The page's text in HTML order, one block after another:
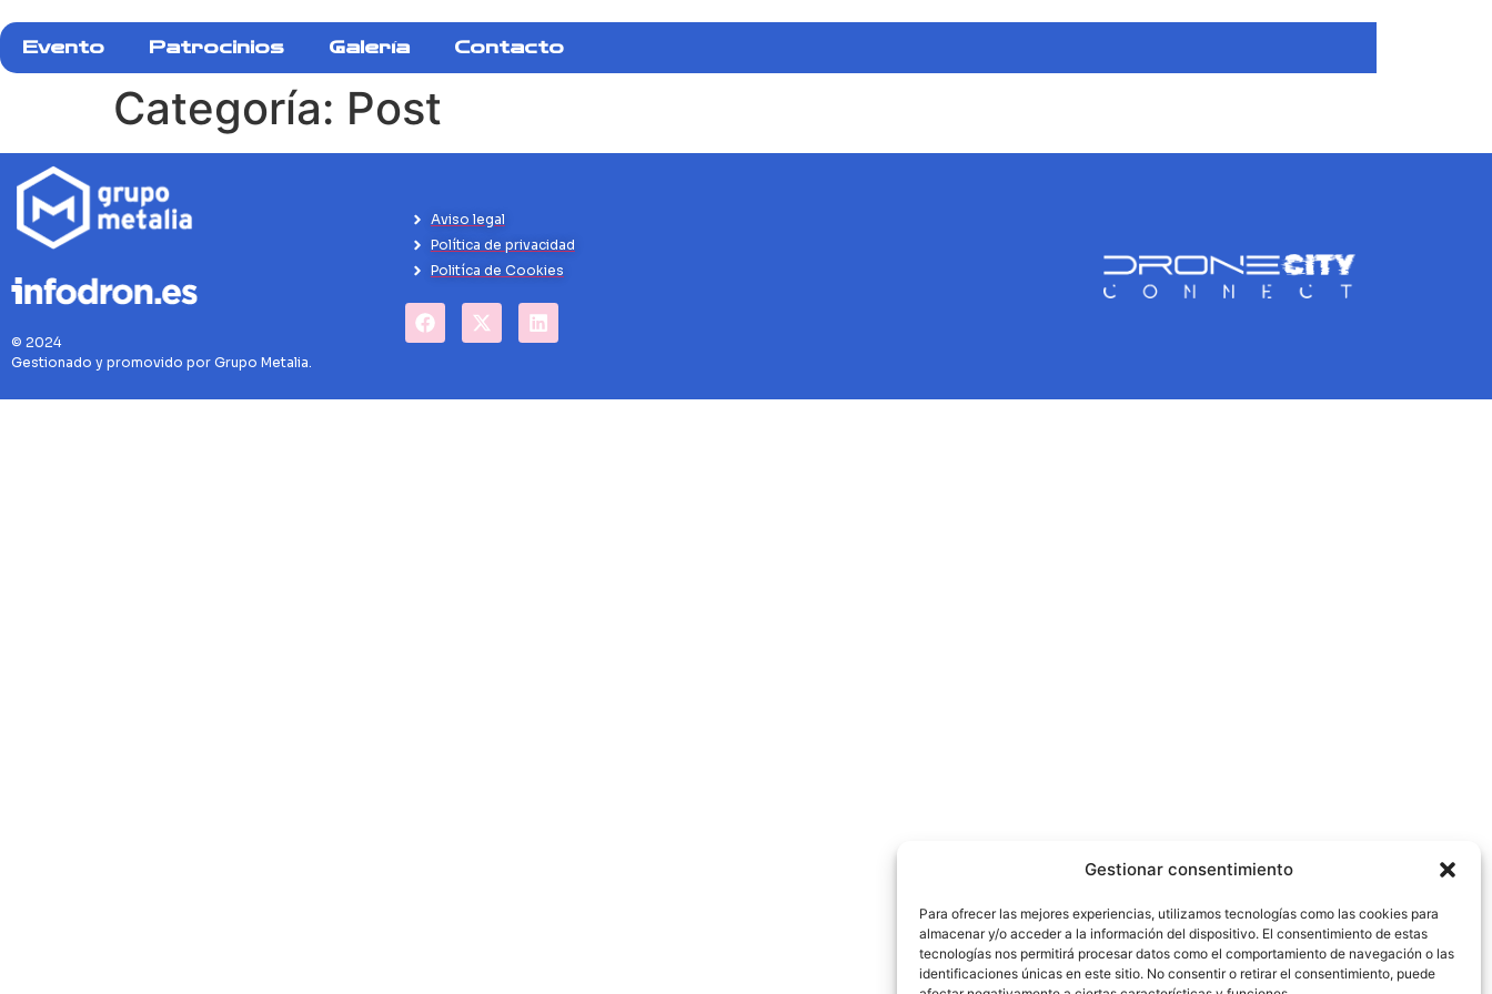
Gestionar consentimiento
Para ofrecer las mejores experiencias, utilizamos tecnologías como las cookies para
almacenar y/o acceder a la información del dispositivo. El consentimiento de estas
tecnologías nos permitirá procesar datos como el comportamiento de navegación o las
identificaciones únicas en este sitio. No consentir o retirar el consentimiento, puede
Evento Patrocinios Galería Contacto
Categoría: Post
© 2024
Gestionado y promovido por Grupo Metalia.
Aviso legal
Política de privacidad
Politíca de Cookies